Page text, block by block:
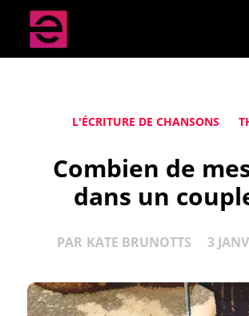
L'ÉCRITURE DE CHANSONS
Combien de
dans un
PAR KATE BRUNOTTS 3